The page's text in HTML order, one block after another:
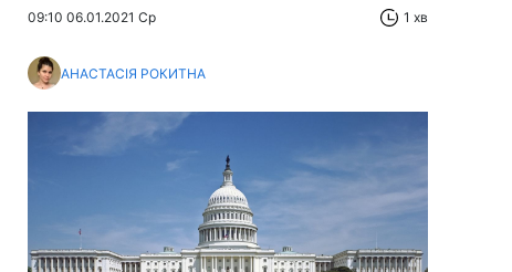
09:10 06.01.2021 Ср 1 хв
АНАСТАСІЯ РОКИТНА